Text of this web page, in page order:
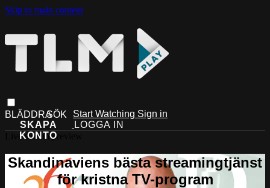
Skip to main content
Start Watching Sign in
Live stream preview